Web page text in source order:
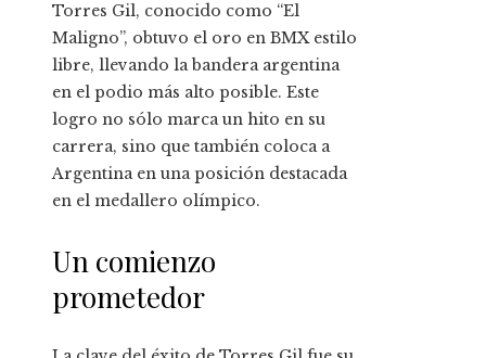
Torres Gil, conocido como “El
Maligno”, obtuvo el oro en BMX estilo
libre, llevando la bandera argentina
en el podio más alto posible. Este
logro no sólo marca un hito en su
carrera, sino que también coloca a
Argentina en una posición destacada
en el medallero olímpico.
Un comienzo
prometedor